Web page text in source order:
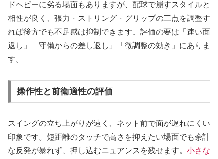
ドヘビーに劣る場面もありますが、配球で崩すスタイルと
相性が良く、張力・ストリング・グリップの三点を調整す
れば後方でも不足感は抑制できます。評価の要は「速い面
返し」「守備からの差し返し」「微調整の効き」にありま
す。
操作性と前衛適性の評価
スイングの立ち上がりが速く、ネット前で面が遅れにくい
印象です。短距離のタッチで高さを抑えたい場面でも余計
な反発が暴れず、押し込むニュアンスを残せます。 小さな